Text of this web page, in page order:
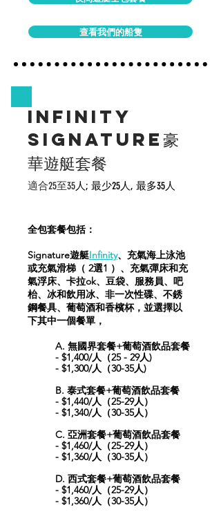
查看我們的船隻
Infinity
Signature豪
華遊艇套餐
適合25至35人; 最少25人, 最多35人
全包套餐包括：
Signature遊艇Infinity、充氣海上泳池
或充氣滑梯（ 2選1 ）、充氣彈床和充
氣浮床、卡拉ok、豆袋、服務員、吧
枱、冰和飲用冰、非一次性碟、不銹
鋼餐具、葡萄酒和香檳杯，並選擇以
下其中一個餐單，
A. 無國界套餐+葡萄酒飲品套餐
- $1,400/人（25 - 29人)
- $1,300/人（30-35人)
B. 泰式套餐+葡萄酒飲品套餐
- $1,440/人（25-29人）
- $1,340/人（30-35人）
C. 亞洲套餐+葡萄酒飲品套餐
- $1,460/人（25-29人）
- $1,360/人（30-35人）
D. 西式套餐+葡萄酒飲品套餐
- $1,460/人（25-29人）
- $1,360/人（30-35人）